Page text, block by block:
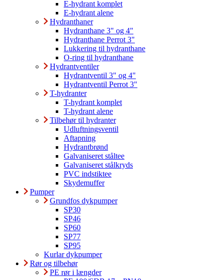
E-hydrant komplet
E-hydrant alene
Hydranthaner
Hydranthane 3" og 4"
Hydranthane Perrot 3"
Lukkering til hydranthane
O-ring til hydranthane
Hydrantventiler
Hydrantventil 3" og 4"
Hydrantventil Perrot 3"
T-hydranter
T-hydrant komplet
T-hydrant alene
Tilbehør til hydranter
Udluftningsventil
Aftapning
Hydrantbrønd
Galvaniseret ståltee
Galvaniseret stålkryds
PVC indstiktee
Skydemuffer
Pumper
Grundfos dykpumper
SP30
SP46
SP60
SP77
SP95
Kurlar dykpumper
Rør og tilbehør
PE rør i længder